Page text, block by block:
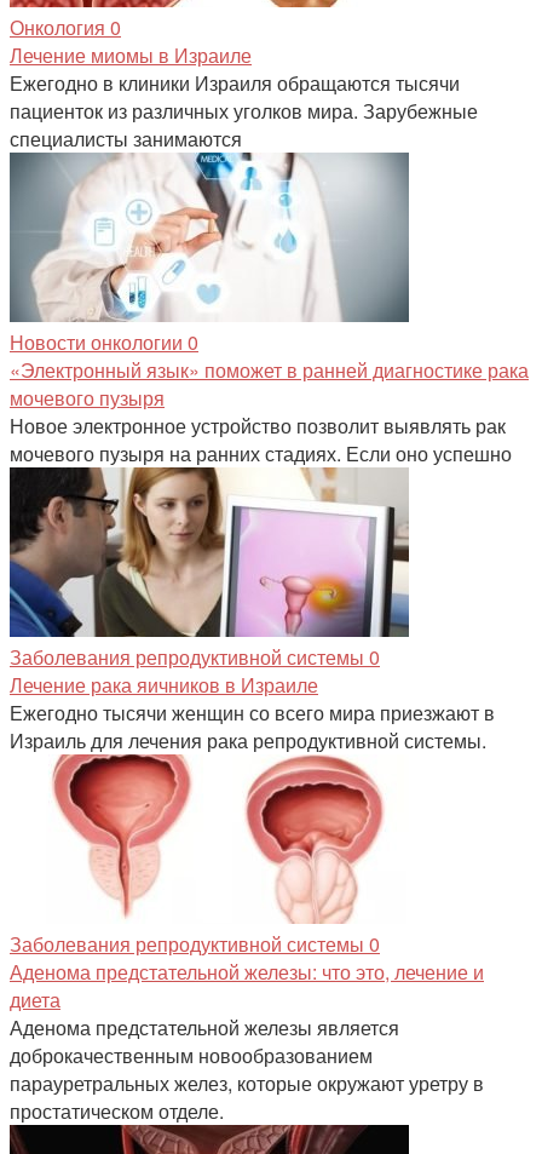
Онкология 0
Лечение миомы в Израиле
Ежегодно в клиники Израиля обращаются тысячи
пациенток из различных уголков мира. Зарубежные
специалисты занимаются
Новости онкологии 0
«Электронный язык» поможет в ранней диагностике рака
мочевого пузыря
Новое электронное устройство позволит выявлять рак
мочевого пузыря на ранних стадиях. Если оно успешно
Заболевания репродуктивной системы 0
Лечение рака яичников в Израиле
Ежегодно тысячи женщин со всего мира приезжают в
Израиль для лечения рака репродуктивной системы.
Заболевания репродуктивной системы 0
Аденома предстательной железы: что это, лечение и
диета
Аденома предстательной железы является
доброкачественным новообразованием
парауретральных желез, которые окружают уретру в
простатическом отделе.